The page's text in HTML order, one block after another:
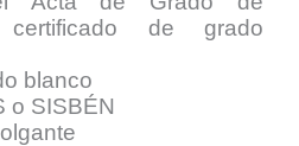
de grado
blanco
o SISBÉN